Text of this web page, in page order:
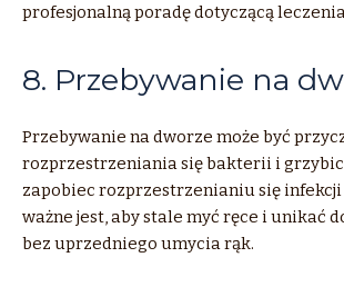
profesjonalną poradę dotyczącą
8. Przebywanie na
Przebywanie na dworze może być
rozprzestrzeniania się bakterii i grzybic
zapobiec rozprzestrzenianiu się
ważne jest, aby stale myć ręce i unikać
bez uprzedniego umycia rąk.